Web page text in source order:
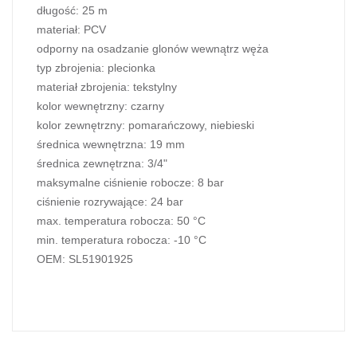
długość: 25 m
materiał: PCV
odporny na osadzanie glonów wewnątrz węża
typ zbrojenia: plecionka
materiał zbrojenia: tekstylny
kolor wewnętrzny: czarny
kolor zewnętrzny: pomarańczowy, niebieski
średnica wewnętrzna: 19 mm
średnica zewnętrzna: 3/4"
maksymalne ciśnienie robocze: 8 bar
ciśnienie rozrywające: 24 bar
max. temperatura robocza: 50 °C
min. temperatura robocza: -10 °C
OEM: SL51901925